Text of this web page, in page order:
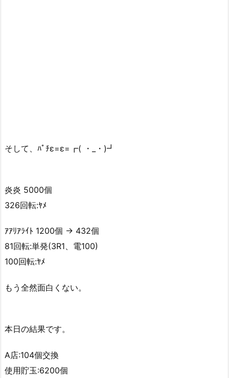
そして、ﾊﾟﾁε=ε=┏( ・_・)┛
炎炎 5000個
326回転:ﾔﾒ
ｱｱﾘｱﾗｲﾄ 1200個 → 432個
81回転:単発(3R1、電100)
100回転:ﾔﾒ
もう全然面白くない。
本日の結果です。
A店:104個交換
使用貯玉:6200個